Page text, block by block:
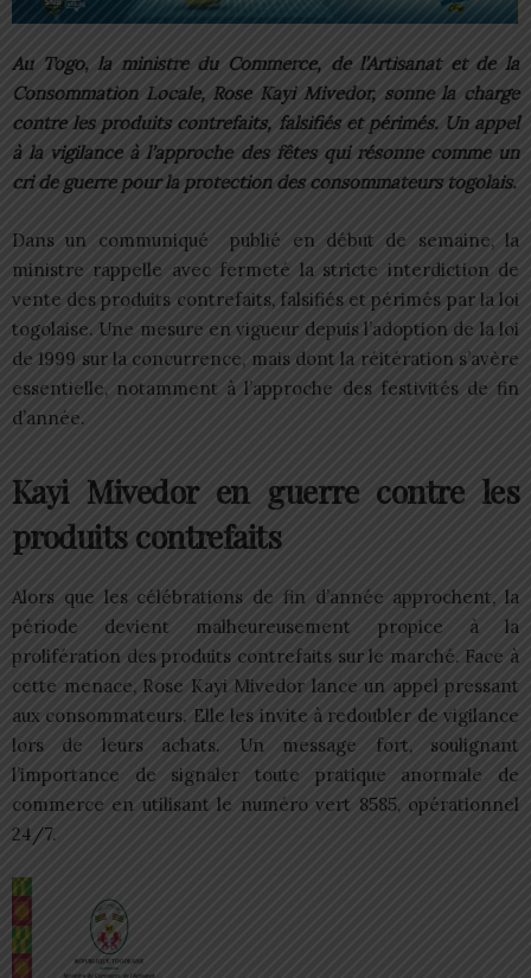
Au Togo, la ministre du Commerce, de l’Artisanat et de la
Consommation Locale, Rose Kayi Mivedor, sonne la charge
contre les produits contrefaits, falsifiés et périmés. Un appel
à la vigilance à l’approche des fêtes qui résonne comme un
cri de guerre pour la protection des consommateurs togolais.
Dans un communiqué publié en début de semaine, la
ministre rappelle avec fermeté la stricte interdiction de
vente des produits contrefaits, falsifiés et périmés par la loi
togolaise. Une mesure en vigueur depuis l’adoption de la loi
de 1999 sur la concurrence, mais dont la réitération s’avère
essentielle, notamment à l’approche des festivités de fin
d’année.
Kayi Mivedor en guerre contre les
produits contrefaits
Alors que les célébrations de fin d’année approchent, la
période devient malheureusement propice à la
prolifération des produits contrefaits sur le marché. Face à
cette menace, Rose Kayi Mivedor lance un appel pressant
aux consommateurs. Elle les invite à redoubler de vigilance
lors de leurs achats. Un message fort, soulignant
l’importance de signaler toute pratique anormale de
commerce en utilisant le numéro vert 8585, opérationnel
24/7.